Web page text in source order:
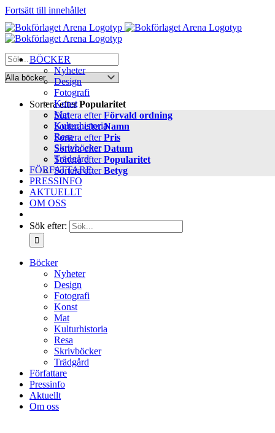
Fortsätt till innehållet
BÖCKER
Nyheter
Design
Fotografi
Konst
Mat
Kulturhistoria
Resa
Skrivböcker
Trädgård
FÖRFATTARE
PRESSINFO
AKTUELLT
OM OSS
Sök efter:
Böcker
Nyheter
Design
Fotografi
Konst
Mat
Kulturhistoria
Resa
Skrivböcker
Trädgård
Författare
Pressinfo
Aktuellt
Om oss
Sortera efterPopularitet
Sortera efterFörvald ordning
Sortera efterNamn
Sortera efterPris
Sortera efterDatum
Sortera efterPopularitet
Sortera efterBetyg